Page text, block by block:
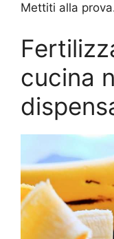
Mettiti alla
cucina